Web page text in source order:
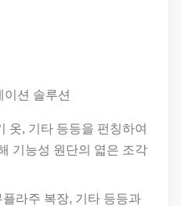
션 솔루션
옷, 기타 등등을 펀칭하여
기능성 원단의 엷은 조각
라주 복장, 기타 등등과